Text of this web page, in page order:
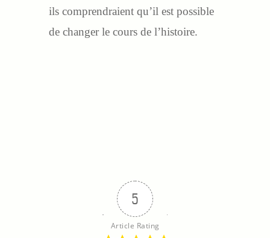
ils comprendraient qu’il est possible
de changer le cours de l’histoire.
5
Article Rating